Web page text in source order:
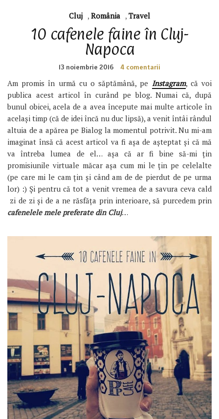
Cluj , România , Travel
10 cafenele faine în Cluj-
Napoca
13 noiembrie 2016 4 comentarii
Am promis în urmă cu o săptămână, pe Instagram, că voi
publica acest articol în curând pe blog. Numai că, după
bunul obicei, acela de a avea începute mai multe articole în
același timp (că de idei încă nu duc lipsă), a venit întâi rândul
altuia de a apărea pe Bialog la momentul potrivit. Nu mi-am
imaginat însă că acest articol va fi așa de așteptat și că mă
va întreba lumea de el… așa că ar fi bine să-mi țin
promisiunile virtuale măcar așa cum mi le țin pe celelalte
(pe care mi le cam țin și când am de de pierdut de pe urma
lor) :) Și pentru că tot a venit vremea de a savura ceva cald
zi de zi și de a ne răsfăța prin interioare, să purcedem prin
cafenelele mele preferate din Cluj…